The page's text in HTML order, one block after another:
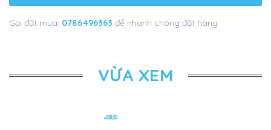
Gọi đặt mua: 0786496363 để nhanh chóng đặt hàng
VỪA XEM